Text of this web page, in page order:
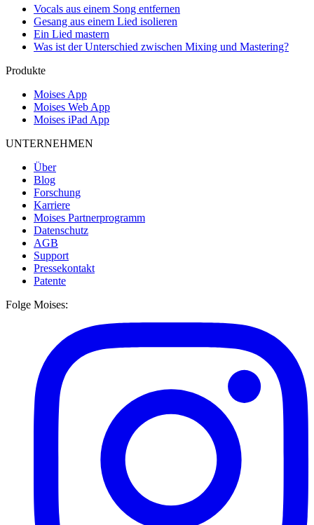
Vocals aus einem Song entfernen
Gesang aus einem Lied isolieren
Ein Lied mastern
Was ist der Unterschied zwischen Mixing und Mastering?
Produkte
Moises App
Moises Web App
Moises iPad App
UNTERNEHMEN
Über
Blog
Forschung
Karriere
Moises Partnerprogramm
Datenschutz
AGB
Support
Pressekontakt
Patente
Folge Moises: